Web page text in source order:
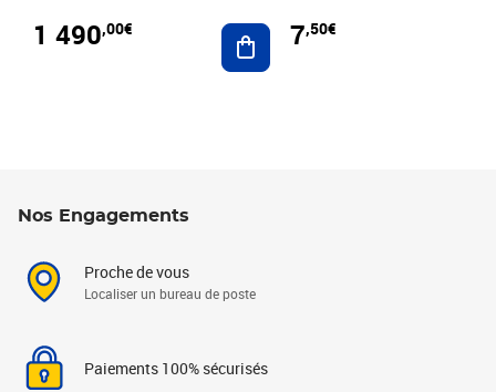
1 490,00€ Ajouter au panier
7,50€
Nos Engagements
Proche de vous
Localiser un bureau de poste
Paiements 100% sécurisés